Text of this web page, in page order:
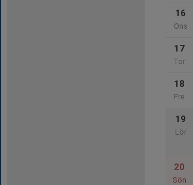
16
Ons
17
Tor
18
Fre
19
Lör
20
Sön